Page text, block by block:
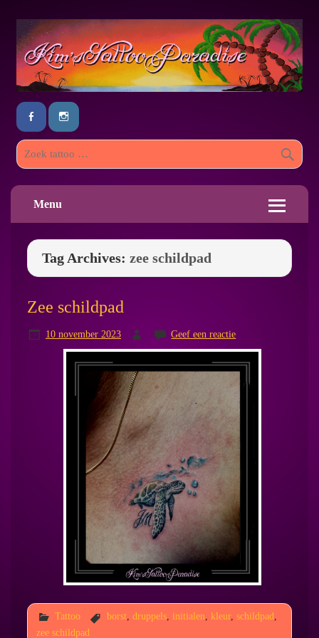
Menu
Tag Archives: zee schildpad
Zee schildpad
10 november 2023 Geef een reactie
Tattoo borst, druppels, initialen kleur, schildpad
zee schildpad